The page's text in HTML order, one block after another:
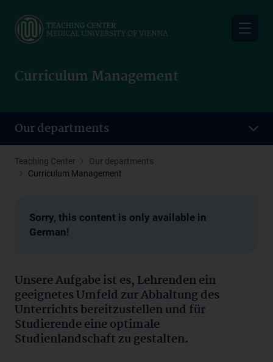
main
Curriculum Management
Our departments
Teaching Center
Our departments
Curriculum Management
Sorry, this content is only available in
German!
Unsere Aufgabe ist es, Lehrenden ein
geeignetes Umfeld zur Abhaltung des
Unterrichts bereitzustellen und für
Studierende eine optimale
Studienlandschaft zu gestalten.